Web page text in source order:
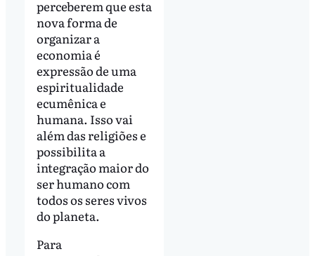
perceberem que esta
nova forma de
organizar a
economia é
expressão de uma
espiritualidade
ecumênica e
humana. Isso vai
além das religiões e
possibilita a
integração maior do
ser humano com
todos os seres vivos
do planeta.
Para